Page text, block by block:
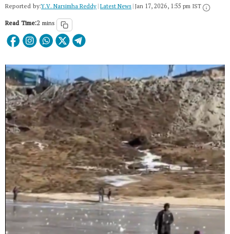
Reported by:Y.V. Narsimha Reddy|Latest News|Jan 17, 2026, 1:55 pm IST
Read Time:2 mins